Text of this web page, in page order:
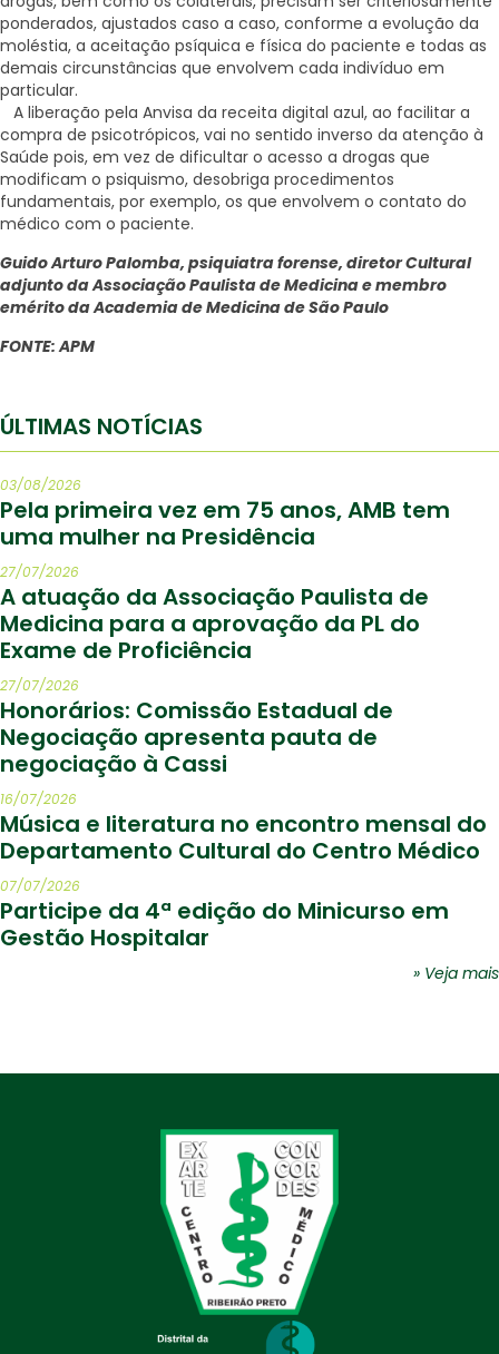
ponderados, ajustados caso a caso, conforme a evolução da
moléstia, a aceitação psíquica e física do paciente e todas as
demais circunstâncias que envolvem cada indivíduo em
particular.
A liberação pela Anvisa da receita digital azul, ao facilitar a
compra de psicotrópicos, vai no sentido inverso da atenção à
Saúde pois, em vez de dificultar o acesso a drogas que
modificam o psiquismo, desobriga procedimentos
fundamentais, por exemplo, os que envolvem o contato do
médico com o paciente.
Guido Arturo Palomba, psiquiatra forense, diretor Cultural
adjunto da Associação Paulista de Medicina e membro
emérito da Academia de Medicina de São Paulo
FONTE: APM
ÚLTIMAS NOTÍCIAS
03/08/2026
Pela primeira vez em 75 anos, AMB tem
uma mulher na Presidência
27/07/2026
A atuação da Associação Paulista de
Medicina para a aprovação da PL do
Exame de Proficiência
27/07/2026
Honorários: Comissão Estadual de
Negociação apresenta pauta de
negociação à Cassi
16/07/2026
Música e literatura no encontro mensal do
Departamento Cultural do Centro Médico
07/07/2026
Participe da 4ª edição do Minicurso em
Gestão Hospitalar
» Veja mais